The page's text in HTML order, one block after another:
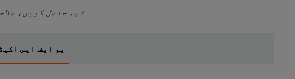
ٹپس حاصل کریں،
یو ایف ایس